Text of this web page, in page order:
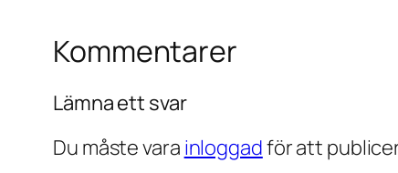
Kommentarer
Lämna ett svar
Du måste vara inloggadför att